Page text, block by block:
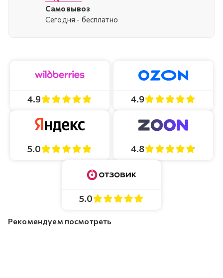
Самовывоз
Cегодня - бесплатно
4.9 4.9
5.0 4.8
5.0
Рекомендуем посмотреть